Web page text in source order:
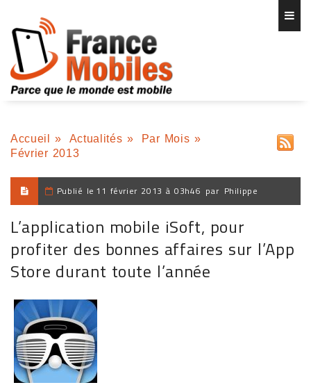
Accueil » Actualités » Par Mois »
Février 2013
Publié le 11 février 2013 à 03h46 par Philippe
L’application mobile iSoft, pour
profiter des bonnes affaires sur l’App
Store durant toute l’année